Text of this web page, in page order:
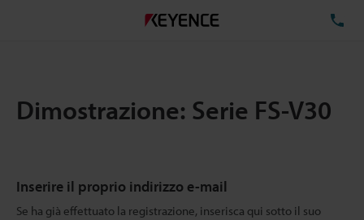
Dimostrazione: Serie FS-V30
Inserire il proprio indirizzo e-mail
Se ha già effettuato la registrazione, inserisca qui sotto il suo